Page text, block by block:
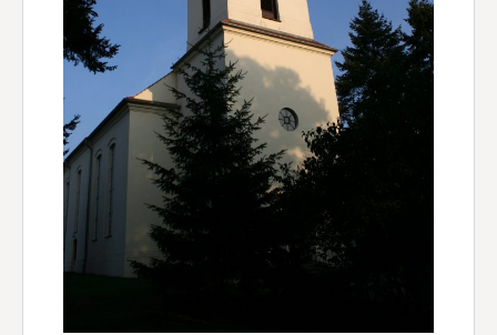
Infobrief abonnieren
Kontakt aufnehmen
Mitglied werden
Spenden